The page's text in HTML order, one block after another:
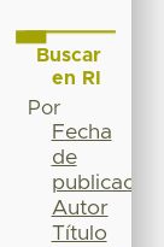
Buscar
en RI
Por
Fecha
de
publicación
Autor
Título